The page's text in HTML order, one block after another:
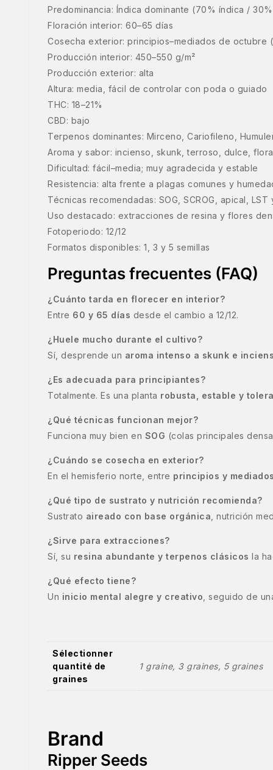
Predominancia: Índica dominante (70% índica /
Floración interior: 60–65 días
Cosecha exterior: principios–mediados de octubre
Producción interior: 450–550 g/m²
Producción exterior: alta
Altura: media, fácil de controlar con poda o guiado
THC: 18–21%
CBD: bajo
Terpenos dominantes: Mirceno, Cariofileno,
Aroma y sabor: incienso, skunk, terroso, dulce,
Dificultad: fácil–media; muy agradecida y estable
Resistencia: alta frente a plagas comunes y
Técnicas recomendadas: SOG, SCROG, apical,
Uso destacado: extracciones de resina y flores
Fotoperiodo: 12/12
Formatos disponibles: 1, 3 y 5 semillas
Preguntas frecuentes (FAQ)
¿Cuánto tarda en florecer en interior?
Entre 60 y 65 días desde el cambio a 12/12.
¿Huele mucho durante el cultivo?
Sí, desprende un aroma intenso a skunk e
¿Es adecuada para principiantes?
Totalmente. Es una planta robusta, estable y
¿Qué técnicas funcionan mejor?
Funciona muy bien en SOG (colas principales
¿Cuándo se cosecha en exterior?
En el hemisferio norte, entre principios y
¿Qué tipo de sustrato y nutrición recomienda?
Sustrato aireado con base orgánica , nutrición
¿Sirve para extracciones?
Sí, su resina abundante y terpenos clásicos la
¿Qué efecto tiene?
Un inicio mental alegre y creativo , seguido de
Sélectionner
quantité de
graines
1 graine, 3 graines, 5 graines
Brand
Ripper Seeds